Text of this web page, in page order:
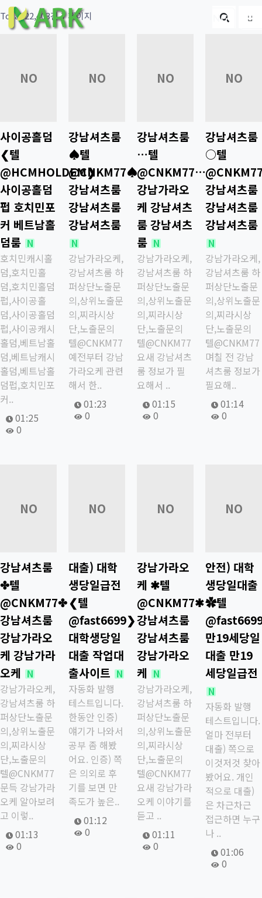
ENG
Total 22,403건7 페이지 게시판
NO
IMAGE
사이공홀덤
❮텔
@HCMHOLDEM❯
사이공홀덤
펍 호치민포
커 베트남홀
덤룸 N새글
호치민캐시홀
덤,호치민홀
덤,호치민홀덤
펍,사이공홀
덤,사이공홀덤
펍,사이공캐시
홀덤,베트남홀
덤,베트남캐시
홀덤,베트남홀
덤펍,호치민포
커..
작성자
작성일
01:25
조회
0
NO
IMAGE
강남셔츠룸
♠텔
@CNKM77♠
강남셔츠룸
강남셔츠룸
강남셔츠룸
N새글
강남가라오케,
강남셔츠룸 하
퍼상단노출문
의,상위노출문
의,찌라시상
단,노출문의
텔@CNKM77
예전부터 강남
가라오케 관련
해서 한..
작성자
작성일
01:23
조회
0
NO
IMAGE
강남셔츠룸
…텔
@CNKM77…
강남가라오
케 강남셔츠
룸 강남셔츠
룸 N새글
강남가라오케,
강남셔츠룸 하
퍼상단노출문
의,상위노출문
의,찌라시상
단,노출문의
텔@CNKM77
요새 강남셔츠
룸 정보가 필
요해서 ..
작성자
작성일
01:15
조회
0
NO
IMAGE
강남셔츠룸
○텔
강남셔츠룸
강남셔츠룸
강남셔츠룸
N새글
강남가라오케,
강남셔츠룸 하
퍼상단노출문
의,상위노출문
의,찌라시상
단,노출문의
텔@CNKM77
며칠 전 강남
셔츠룸 정보가
필요해..
작성자
작성일
01:14
조회
0
NO
IMAGE
강남셔츠룸
✤텔
@CNKM77✤
강남셔츠룸
강남가라오
케 강남가라
오케 N새글
강남가라오케,
강남셔츠룸 하
퍼상단노출문
의,상위노출문
의,찌라시상
단,노출문의
텔@CNKM77
문득 강남가라
오케 알아보려
고 이렇..
작성자
작성일
01:13
조회
0
NO
IMAGE
대출) 대학
생당일급전
❮텔
@fast6699❯
대학생당일
대출 작업대
출사이트 N새글
자동화 발행
테스트입니다.
한동안 인증)
얘기가 나와서
공부 좀 해봤
어요. 인증) 쪽
은 의외로 후
기를 보면 만
족도가 높은..
작성자
작성일
01:12
조회
0
NO
IMAGE
강남가라오
케 ✱텔
@CNKM77✱
강남셔츠룸
강남셔츠룸
강남가라오
케 N새글
강남가라오케,
강남셔츠룸 하
퍼상단노출문
의,상위노출문
의,찌라시상
단,노출문의
텔@CNKM77
요새 강남가라
오케 이야기를
듣고 ..
작성자
작성일
01:11
조회
0
NO
IMAGE
안전) 대학
생당일대출
✿텔
만19세당일
대출 만19
세당일급전
N새글
자동화 발행
테스트입니다.
얼마 전부터
대출) 쪽으로
이것저것 찾아
봤어요. 개인
적으로 대출)
은 차근차근
접근하면 누구
나 ..
작성자
작성일
01:06
조회
0